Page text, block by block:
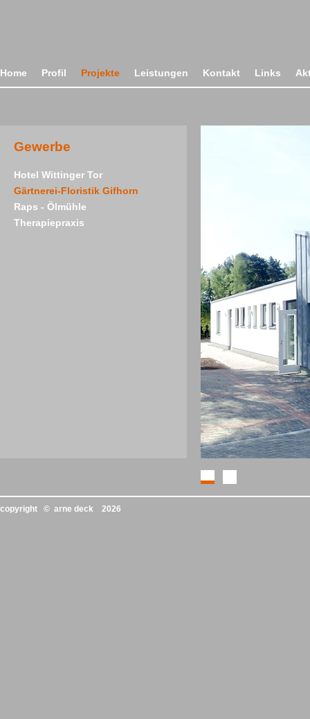
Home Profil Projekte Leistungen Kontakt Links
Gewerbe
Hotel Wittinger Tor
Gärtnerei-Floristik Gifhorn
Raps - Ölmühle
Therapiepraxis
copyright © arne deck 2026